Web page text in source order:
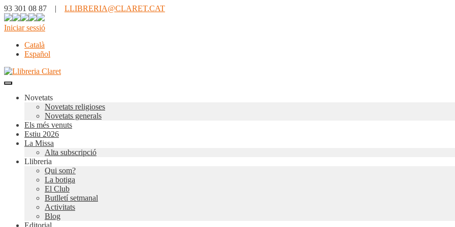
93 301 08 87 | LLIBRERIA@CLARET.CAT
Iniciar sessió
Català
Español
Novetats
Novetats religioses
Novetats generals
Els més venuts
Estiu 2026
La Missa
Alta subscripció
Llibreria
Qui som?
La botiga
El Club
Butlletí setmanal
Activitats
Blog
Editorial